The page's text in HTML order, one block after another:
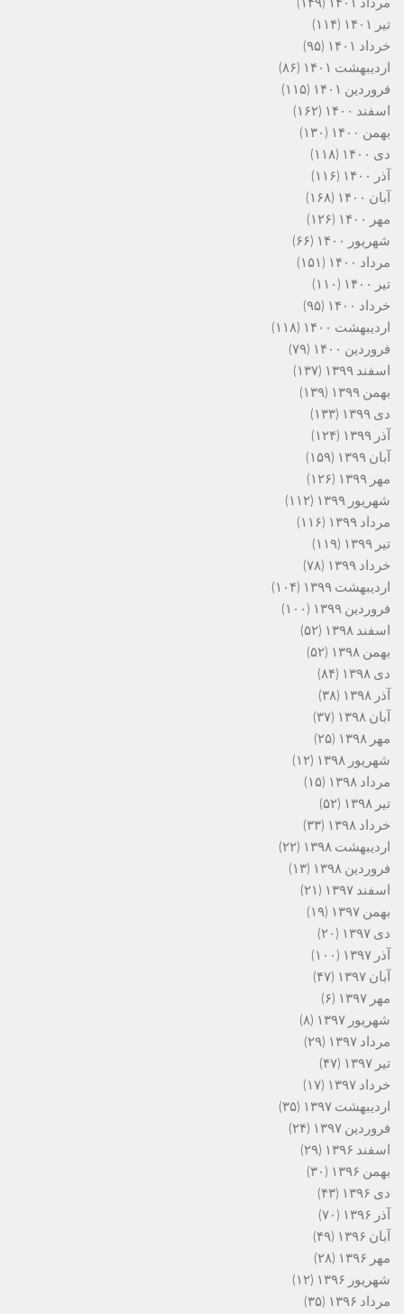
تیر ۱۴۰۱
(۱۱۴)
خرداد ۱۴۰۱
(۹۵)
اردیبهشت ۱۴۰۱
(۸۶)
فروردین ۱۴۰۱
(۱۱۵)
اسفند ۱۴۰۰
(۱۶۲)
بهمن ۱۴۰۰
(۱۳۰)
دی ۱۴۰۰
(۱۱۸)
آذر ۱۴۰۰
(۱۱۶)
آبان ۱۴۰۰
(۱۶۸)
مهر ۱۴۰۰
(۱۲۶)
شهریور ۱۴۰۰
(۶۶)
مرداد ۱۴۰۰
(۱۵۱)
تیر ۱۴۰۰
(۱۱۰)
خرداد ۱۴۰۰
(۹۵)
اردیبهشت ۱۴۰۰
(۱۱۸)
فروردین ۱۴۰۰
(۷۹)
اسفند ۱۳۹۹
(۱۳۷)
بهمن ۱۳۹۹
(۱۳۹)
دی ۱۳۹۹
(۱۳۳)
آذر ۱۳۹۹
(۱۲۴)
آبان ۱۳۹۹
(۱۵۹)
مهر ۱۳۹۹
(۱۲۶)
شهریور ۱۳۹۹
(۱۱۲)
مرداد ۱۳۹۹
(۱۱۶)
تیر ۱۳۹۹
(۱۱۹)
خرداد ۱۳۹۹
(۷۸)
اردیبهشت ۱۳۹۹
(۱۰۴)
فروردین ۱۳۹۹
(۱۰۰)
اسفند ۱۳۹۸
(۵۲)
بهمن ۱۳۹۸
(۵۲)
دی ۱۳۹۸
(۸۴)
آذر ۱۳۹۸
(۳۸)
آبان ۱۳۹۸
(۳۷)
مهر ۱۳۹۸
(۲۵)
شهریور ۱۳۹۸
(۱۲)
مرداد ۱۳۹۸
(۱۵)
تیر ۱۳۹۸
(۵۲)
خرداد ۱۳۹۸
(۳۳)
اردیبهشت ۱۳۹۸
(۲۲)
فروردین ۱۳۹۸
(۱۳)
اسفند ۱۳۹۷
(۲۱)
بهمن ۱۳۹۷
(۱۹)
دی ۱۳۹۷
(۲۰)
آذر ۱۳۹۷
(۱۰۰)
آبان ۱۳۹۷
(۴۷)
مهر ۱۳۹۷
(۶)
شهریور ۱۳۹۷
(۸)
مرداد ۱۳۹۷
(۲۹)
تیر ۱۳۹۷
(۴۷)
خرداد ۱۳۹۷
(۱۷)
اردیبهشت ۱۳۹۷
(۳۵)
فروردین ۱۳۹۷
(۲۴)
اسفند ۱۳۹۶
(۲۹)
بهمن ۱۳۹۶
(۳۰)
دی ۱۳۹۶
(۴۳)
آذر ۱۳۹۶
(۷۰)
آبان ۱۳۹۶
(۴۹)
مهر ۱۳۹۶
(۲۸)
شهریور ۱۳۹۶
(۱۲)
مرداد ۱۳۹۶
(۳۵)